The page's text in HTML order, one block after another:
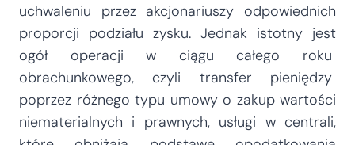
uchwaleniu przez akcjonariuszy odpowiednich
proporcji podziału zysku. Jednak istotny jest
ogół operacji w ciągu całego roku
obrachunkowego, czyli transfer pieniędzy
poprzez różnego typu umowy o zakup wartości
niematerialnych i prawnych, usługi w centrali,